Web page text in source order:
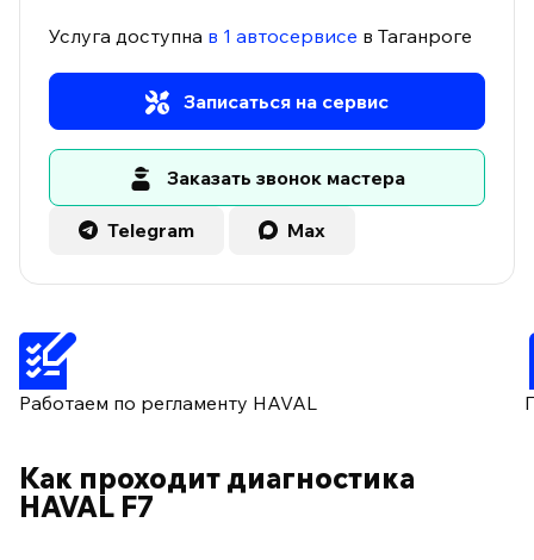
Услуга доступна в 1 автосервисе в Таганроге
Записаться на сервис
Заказать звонок мастера
Telegram Max
Работаем по регламенту HAVAL
Как проходит диагностика
HAVAL F7